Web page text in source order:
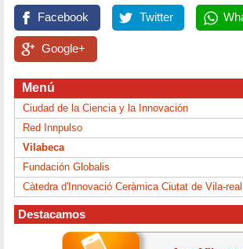
Facebook Twitter
Google+
Menú
Ciudad de la Ciencia y la Innovación
Red Innpulso
Vilabeca
Fundación Globalis
Càtedra d'Innovació Ceràmica Ciutat de Vila-real
Destacamos